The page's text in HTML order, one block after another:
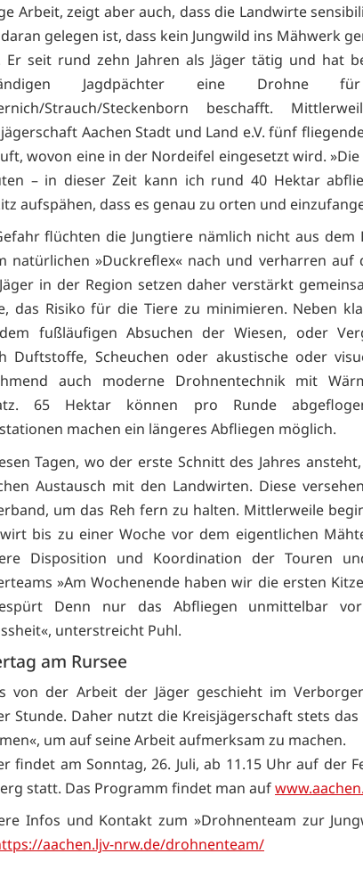
Arbeit, zeigt aber auch, dass die Landwirte
gelegen ist, dass kein Jungwild ins Mähwerk
Er seit rund zehn Jahren als Jäger tätig und hat
Jagdpächter eine Drohne
Strauch/Steckenborn beschafft.
Aachen Stadt und Land e.V. fünf
wovon eine in der Nordeifel eingesetzt wird.
– in dieser Zeit kann ich rund 40 Hektar
aufspähen, dass es genau zu orten und
flüchten die Jungtiere nämlich nicht aus dem
natürlichen »Duckreflex« nach und verharren auf
in der Region setzen daher verstärkt
das Risiko für die Tiere zu minimieren. Neben
fußläufigen Absuchen der Wiesen, oder
Duftstoffe, Scheuchen oder akustische oder
auch moderne Drohnentechnik mit
65 Hektar können pro Runde
machen ein längeres Abfliegen möglich.
Tagen, wo der erste Schnitt des Jahres
Austausch mit den Landwirten. Diese
um das Reh fern zu halten. Mittlerweile
bis zu einer Woche vor dem eigentlichen
Disposition und Koordination der Touren
»Am Wochenende haben wir die ersten
Denn nur das Abfliegen unmittelbar
unterstreicht Puhl.
am Rursee
von der Arbeit der Jäger geschieht im
Stunde. Daher nutzt die Kreisjägerschaft stets das
um auf seine Arbeit aufmerksam zu machen.
findet am Sonntag, 26. Juli, ab 11.15 Uhr auf der
statt. Das Programm findet man auf
Infos und Kontakt zum »Drohnenteam zur
aachen.ljv-nrw.de/drohnenteam/